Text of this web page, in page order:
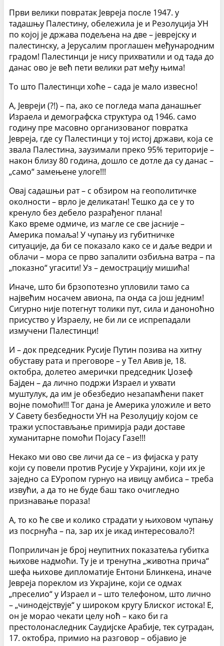
Први велики повратак Јевреја после 1947. у
тадашњу Палестину, обележила је и Резолуција УН
по којој је држава подељена на две – јеврејску и
палестинску, а Јерусалим проглашен међународним
градом! Палестинци је нису прихватили и од тада до
данас ово је већ пети велики рат међу њима!
То што Палестинци хоће – сада је мало извесно!
А, Јевреји (?!) – па, ако се погледа мапа данашњег
Израела и демографска структура од 1946. само
годину пре масовно организованог повратка
Јевреја, где су Палестинци у тој истој држави, која се
звала Палестина, заузимали преко 95% територије –
након близу 80 година, дошло се дотле да су данас –
„само“ замењене улоге!!!
Овај садашњи рат – с обзиром на геополитичке
околности – врло је деликатан! Тешко да се у то
кренуло без дебело разрађеног плана!
Како време одмиче, из магле се све јасније –
Америка помаља! У чупању из губитничке
ситуације, да би се показало како се и даље ведри и
облачи – мора се прво запалити озбиљна ватра – па
„показно“ угасити! Уз – демострацију мишића!
Иначе, што би брзопотезно упловили тамо са
највећим носачем авиона, па онда са још једним!
Сигурно није потегнут толики пут, сила и даноноћно
присуство у Израелу, не би ли се испрепадали
измучени Палестинци!
И – док председник Русије Путин позива на хитну
обуставу рата и преговоре – у Тел Авив је, 18.
октобра, долетео амерички председник Џозеф
Бајден – да лично подржи Израел и ухвати
муштулук, да им је обезбедио незапамћени пакет
војне помоћи!!! Тог дана је Америка уложиле и вето
У Савету безбедности УН на Резолуцију којом се
тражи успостављање примирја ради доставе
хуманитарне помоћи Појасу Газе!!!
Некако ми ово све личи да се – из фијаска у рату
који су повели против Русије у Украјини, који их је
заједно са ЕУропом гурнуо на ивицу амбиса – треба
извући, а да то не буде баш тако очигледно
признавање пораза!
А, то ко ће све и колико страдати у њиховом чупању
из посрнућа – па, зар их је икад интересовало?!
Поприличан је број неупитних показатеља губитка
њихове надмоћи. Ту је и тренутна „животна прича“
шефа њихове дипломатије Ентони Блинкена, иначе
Јевреја пореклом из Украјине, који се одмах
„преселио“ у Израел и – што телефоном, што лично
– „чинодејствује“ у широком кругу Блиског истока! Е,
он је морао чекати целу ноћ – како би га
престолонаследник Саудијске Арабије, тек сутрадан,
17. октобра, примио на разговор – објавио је